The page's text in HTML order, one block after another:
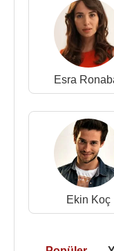
Esra
Ekin Koç